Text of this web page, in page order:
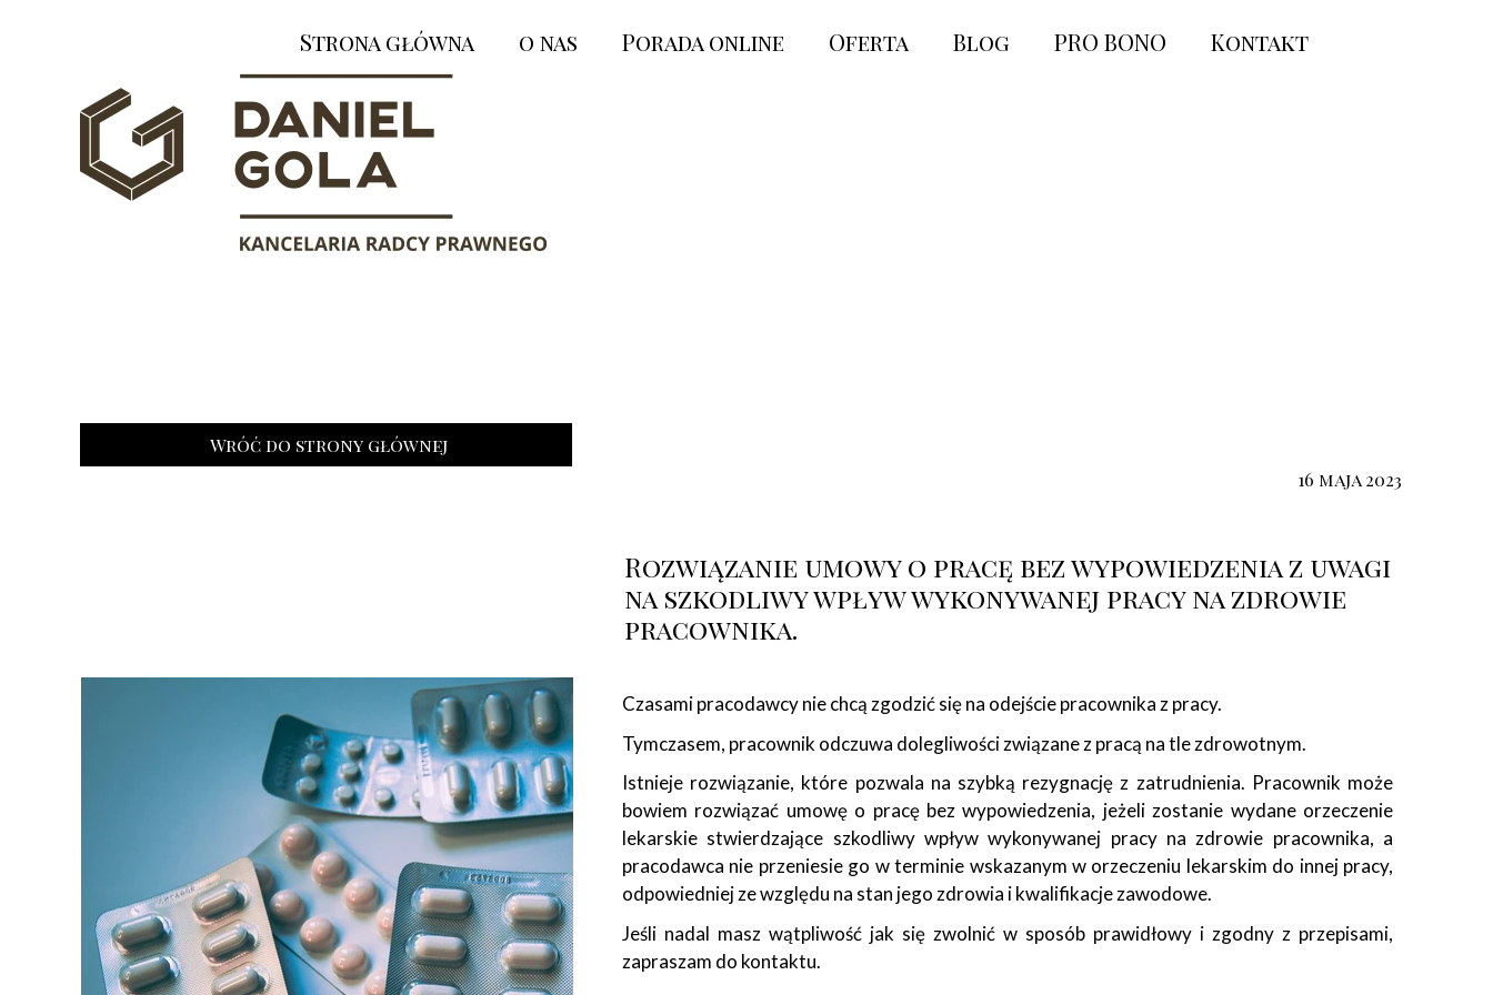
16 maja 2023
Wróć do strony głównej
Czasami pracodawcy nie chcą zgodzić się na odejście pracownika z pracy.
Tymczasem, pracownik odczuwa dolegliwości związane z pracą na tle zdrowotnym.
Istnieje rozwiązanie, które pozwala na szybką rezygnację z zatrudnienia. Pracownik może
bowiem rozwiązać umowę o pracę bez wypowiedzenia, jeżeli zostanie wydane orzeczenie
lekarskie stwierdzające szkodliwy wpływ wykonywanej pracy na zdrowie pracownika, a
pracodawca nie przeniesie go w terminie wskazanym w orzeczeniu lekarskim do innej pracy,
odpowiedniej ze względu na stan jego zdrowia i kwalifikacje zawodowe.
Jeśli nadal masz wątpliwość jak się zwolnić w sposób prawidłowy i zgodny z przepisami,
zapraszam do kontaktu.
Rozwiązanie umowy o pracę bez wypowiedzenia z uwagi
na szkodliwy wpływ wykonywanej pracy na zdrowie
pracownika.
Strona główna o nas Porada online Oferta Blog PRO BONO Kontakt